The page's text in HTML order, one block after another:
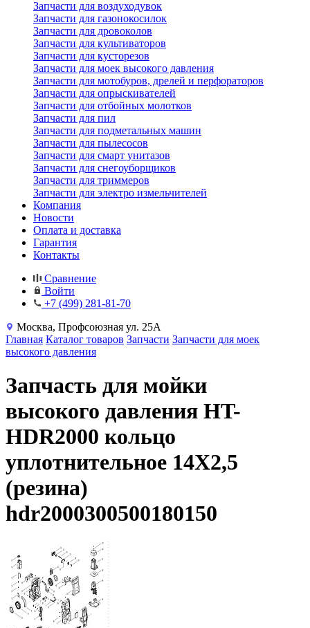
Запчасти для воздуходувок
Запчасти для газонокосилок
Запчасти для дровоколов
Запчасти для культиваторов
Запчасти для кусторезов
Запчасти для моек высокого давления
Запчасти для мотобуров, дрелей и перфораторов
Запчасти для опрыскивателей
Запчасти для отбойных молотков
Запчасти для пил
Запчасти для подметальных машин
Запчасти для пылесосов
Запчасти для смарт унитазов
Запчасти для снегоуборщиков
Запчасти для триммеров
Запчасти для электро измельчителей
Компания
Новости
Оплата и доставка
Гарантия
Контакты
Сравнение
Войти
+7 (499) 281-81-70
Москва, Профсоюзная ул. 25А
Главная Каталог товаров Запчасти Запчасти для моек
высокого давления
Запчасть для мойки
высокого давления HT-
HDR2000 кольцо
уплотнительное 14X2,5
(резина)
hdr2000300500180150